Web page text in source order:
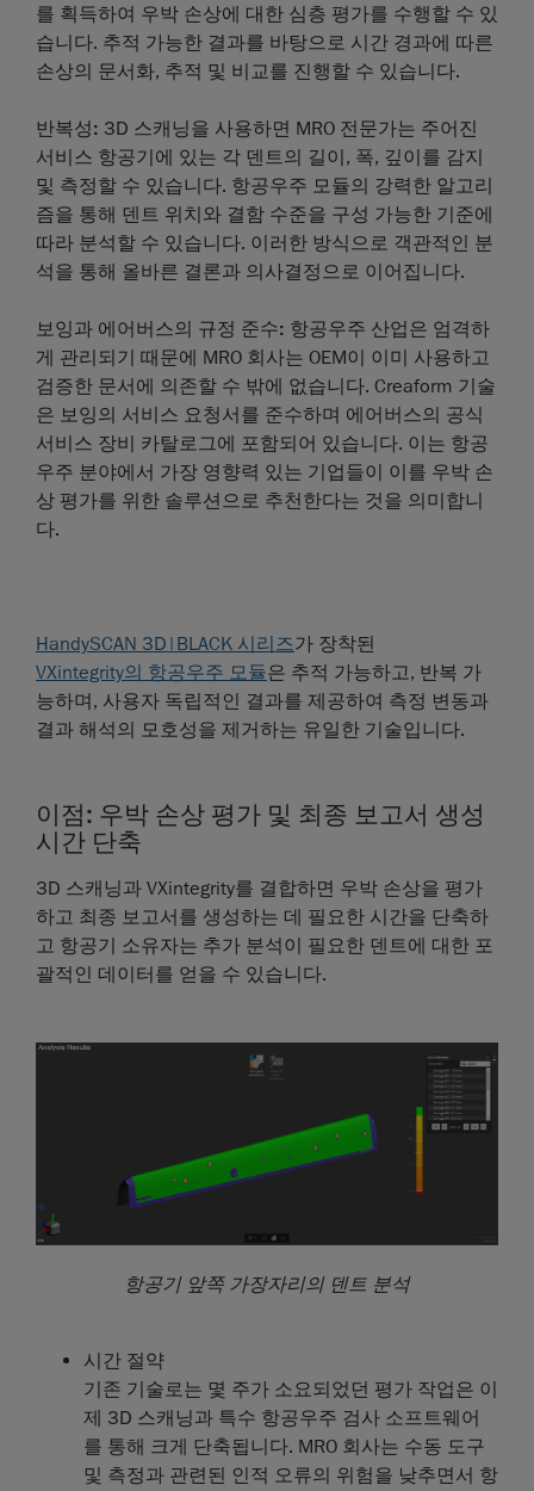
를 획득하여 우박 손상에 대한 심층 평가를 수행할 수 있
습니다. 추적 가능한 결과를 바탕으로 시간 경과에 따른
손상의 문서화, 추적 및 비교를 진행할 수 있습니다.
반복성: 3D 스캐닝을 사용하면 MRO 전문가는 주어진
서비스 항공기에 있는 각 덴트의 길이, 폭, 깊이를 감지
및 측정할 수 있습니다. 항공우주 모듈의 강력한 알고리
즘을 통해 덴트 위치와 결함 수준을 구성 가능한 기준에
따라 분석할 수 있습니다. 이러한 방식으로 객관적인 분
석을 통해 올바른 결론과 의사결정으로 이어집니다.
보잉과 에어버스의 규정 준수: 항공우주 산업은 엄격하
게 관리되기 때문에 MRO 회사는 OEM이 이미 사용하고
검증한 문서에 의존할 수 밖에 없습니다. Creaform 기술
은 보잉의 서비스 요청서를 준수하며 에어버스의 공식
서비스 장비 카탈로그에 포함되어 있습니다. 이는 항공
우주 분야에서 가장 영향력 있는 기업들이 이를 우박 손
상 평가를 위한 솔루션으로 추천한다는 것을 의미합니
다.
HandySCAN 3D|BLACK 시리즈가 장착된
VXintegrity의 항공우주 모듈은 추적 가능하고, 반복 가
능하며, 사용자 독립적인 결과를 제공하여 측정 변동과
결과 해석의 모호성을 제거하는 유일한 기술입니다.
이점: 우박 손상 평가 및 최종 보고서 생성
시간 단축
3D 스캐닝과 VXintegrity를 결합하면 우박 손상을 평가
하고 최종 보고서를 생성하는 데 필요한 시간을 단축하
고 항공기 소유자는 추가 분석이 필요한 덴트에 대한 포
괄적인 데이터를 얻을 수 있습니다.
항공기 앞쪽 가장자리의 덴트 분석
시간 절약
기존 기술로는 몇 주가 소요되었던 평가 작업은 이
제 3D 스캐닝과 특수 항공우주 검사 소프트웨어
를 통해 크게 단축됩니다. MRO 회사는 수동 도구
및 측정과 관련된 인적 오류의 위험을 낮추면서 항